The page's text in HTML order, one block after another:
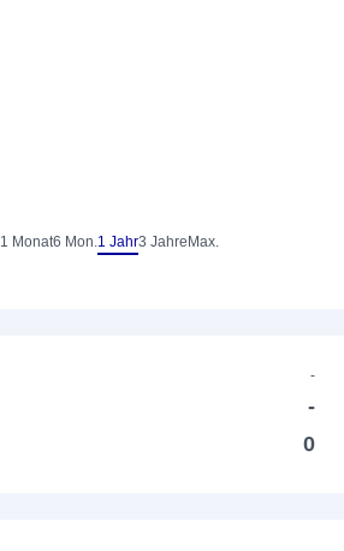
1 Monat6 Mon.1 Jahr3 Jahre Max.
-
-
0